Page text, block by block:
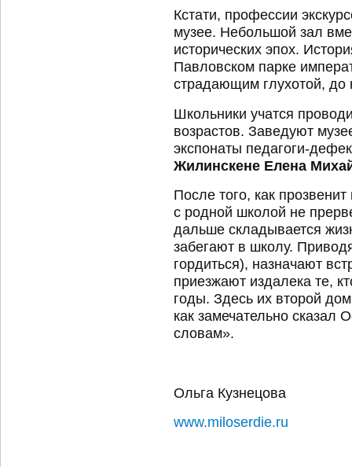
Кстати, профессии
музее. Небольшой зал
исторических эпох.
Павловском парке
страдающим глухотой, до
Школьники учатся
возрастов. Заведуют
экспонаты педагоги-
Жилинскене Елена
После того, как
с родной школой не
дальше складывается
забегают в школу.
гордиться), назначают
приезжают издалека те,
годы. Здесь их второй
как замечательно
словам».
Ольга Кузнецова
www.miloserdie.ru